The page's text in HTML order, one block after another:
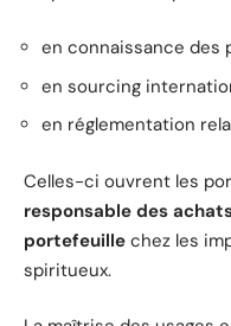
en connaissance des
en sourcing
en réglementation
Celles-ci ouvrent les
responsable des
portefeuille chez les
spiritueux.